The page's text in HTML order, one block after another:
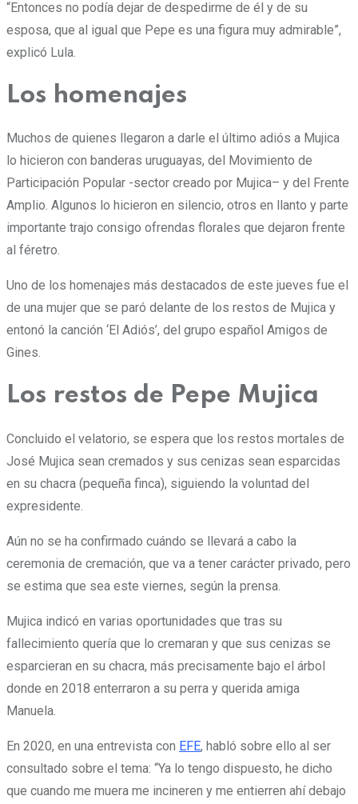
“Entonces no podía dejar de despedirme de él y de su
esposa, que al igual que Pepe es una figura muy admirable”,
explicó Lula.
Los homenajes
Muchos de quienes llegaron a darle el último adiós a Mujica
lo hicieron con banderas uruguayas, del Movimiento de
Participación Popular -sector creado por Mujica– y del Frente
Amplio. Algunos lo hicieron en silencio, otros en llanto y parte
importante trajo consigo ofrendas florales que dejaron frente
al féretro.
Uno de los homenajes más destacados de este jueves fue el
de una mujer que se paró delante de los restos de Mujica y
entonó la canción ‘El Adiós’, del grupo español Amigos de
Gines.
Los restos de Pepe Mujica
Concluido el velatorio, se espera que los restos mortales de
José Mujica sean cremados y sus cenizas sean esparcidas
en su chacra (pequeña finca), siguiendo la voluntad del
expresidente.
Aún no se ha confirmado cuándo se llevará a cabo la
ceremonia de cremación, que va a tener carácter privado, pero
se estima que sea este viernes, según la prensa.
Mujica indicó en varias oportunidades que tras su
fallecimiento quería que lo cremaran y que sus cenizas se
esparcieran en su chacra, más precisamente bajo el árbol
donde en 2018 enterraron a su perra y querida amiga
Manuela.
En 2020, en una entrevista con EFE, habló sobre ello al ser
consultado sobre el tema: “Ya lo tengo dispuesto, he dicho
que cuando me muera me incineren y me entierren ahí debajo